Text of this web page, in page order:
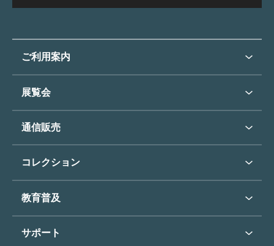
ご利用案内
ご利用案内トップ
開館時間・休館日
アクセス
団体のご利用について
バリアフリー／小さなお子様
展覧会
展覧会・イベントトップ
次回の展覧会
展覧会スケジュール
過去の展覧会
通信販売
通信販売トップ
コレクション
コレクショントップ
東郷青児
教育普及
教育普及トップ
サポート